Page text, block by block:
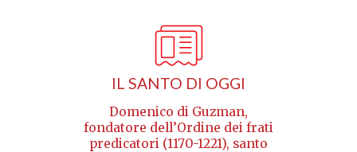
IL SANTO DI OGGI
Domenico di Guzman,
fondatore dell’Ordine dei frati
predicatori (1170-1221), santo